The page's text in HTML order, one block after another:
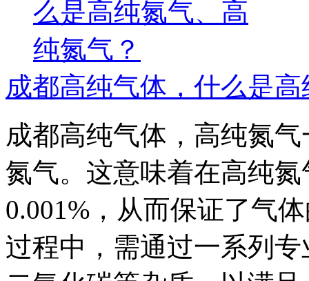
成都高纯气体，什么是
成都高纯气体，高纯氮
氮气。这意味着在高纯
0.001%，从而保证了气
过程中，需通过一系列